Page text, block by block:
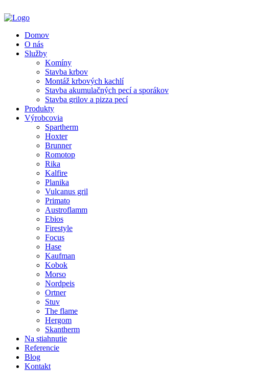
Domov
O nás
Služby
Komíny
Stavba krbov
Montáž krbových kachlí
Stavba akumulačných pecí a sporákov
Stavba grilov a pizza pecí
Produkty
Výrobcovia
Spartherm
Hoxter
Brunner
Romotop
Rika
Kalfire
Planika
Vulcanus gril
Primato
Austroflamm
Ebios
Firestyle
Focus
Hase
Kaufman
Kobok
Morso
Nordpeis
Ortner
Stuv
The flame
Hergom
Skantherm
Na stiahnutie
Referencie
Blog
Kontakt